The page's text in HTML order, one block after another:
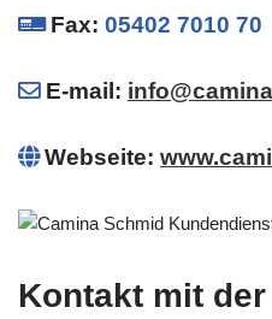
Fax: 05402 7010 70
E-mail:
Webseite:
Kontakt mit der